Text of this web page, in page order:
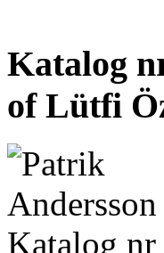
Katalog
of Lütfi